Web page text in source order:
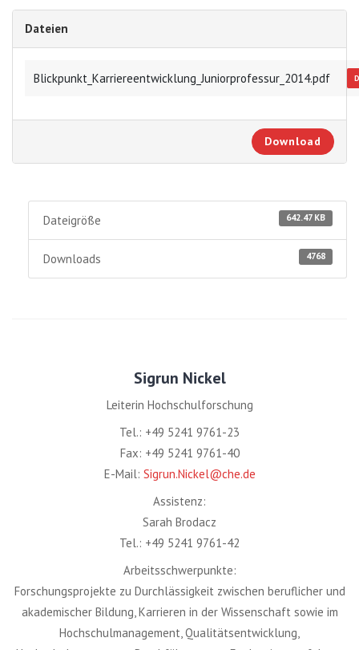
Dateien
Blickpunkt_Karriereentwicklung_Juniorprofessur_2014.pdf
Download
642.47 KB
Dateigröße
4768
Downloads
Sigrun Nickel
Leiterin Hochschulforschung
Tel.: +49 5241 9761-23
Fax: +49 5241 9761-40
E-Mail: Sigrun.Nickel@che.de
Assistenz:
Sarah Brodacz
Tel.: +49 5241 9761-42
Arbeitsschwerpunkte:
Forschungsprojekte zu Durchlässigkeit zwischen beruflicher und
akademischer Bildung, Karrieren in der Wissenschaft sowie im
Hochschulmanagement, Qualitätsentwicklung,